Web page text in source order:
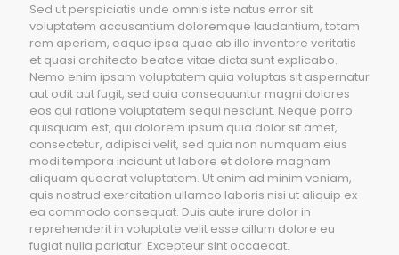
Sed ut perspiciatis unde omnis iste natus error sit
voluptatem accusantium doloremque laudantium, totam
rem aperiam, eaque ipsa quae ab illo inventore veritatis
et quasi architecto beatae vitae dicta sunt explicabo.
Nemo enim ipsam voluptatem quia voluptas sit aspernatur
aut odit aut fugit, sed quia consequuntur magni dolores
eos qui ratione voluptatem sequi nesciunt. Neque porro
quisquam est, qui dolorem ipsum quia dolor sit amet,
consectetur, adipisci velit, sed quia non numquam eius
modi tempora incidunt ut labore et dolore magnam
aliquam quaerat voluptatem. Ut enim ad minim veniam,
quis nostrud exercitation ullamco laboris nisi ut aliquip ex
ea commodo consequat. Duis aute irure dolor in
reprehenderit in voluptate velit esse cillum dolore eu
fugiat nulla pariatur. Excepteur sint occaecat.